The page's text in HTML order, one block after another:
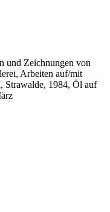
und Zeichnungen von
Arbeiten auf/mit
Strawalde, 1984, Öl auf